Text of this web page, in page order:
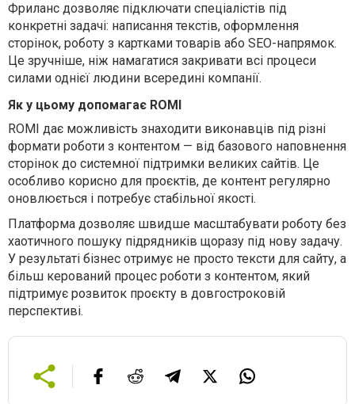
Фриланс дозволяє підключати спеціалістів під
конкретні задачі: написання текстів, оформлення
сторінок, роботу з картками товарів або SEO-напрямок.
Це зручніше, ніж намагатися закривати всі процеси
силами однієї людини всередині компанії.
Як у цьому допомагає ROMI
ROMI дає можливість знаходити виконавців під різні
формати роботи з контентом — від базового наповнення
сторінок до системної підтримки великих сайтів. Це
особливо корисно для проєктів, де контент регулярно
оновлюється і потребує стабільної якості.
Платформа дозволяє швидше масштабувати роботу без
хаотичного пошуку підрядників щоразу під нову задачу.
У результаті бізнес отримує не просто тексти для сайту, а
більш керований процес роботи з контентом, який
підтримує розвиток проєкту в довгостроковій
перспективі.